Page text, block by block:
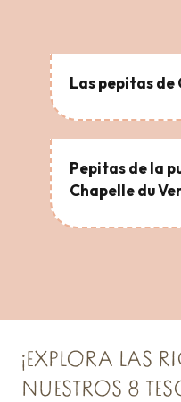
Las pepitas de
Pepitas de la
Chapelle du
¡EXPLORA LAS
NUESTROS 8